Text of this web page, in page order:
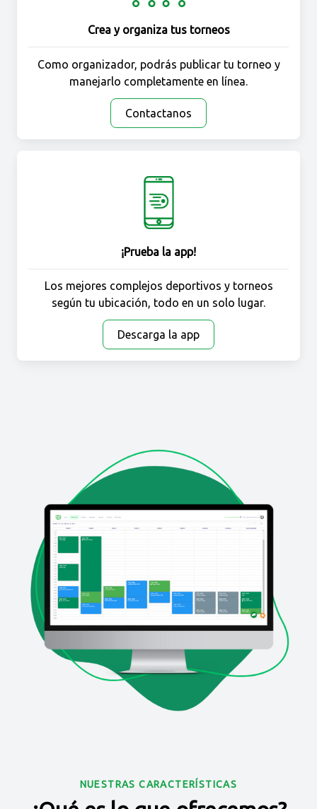
Crea y organiza tus torneos
Como organizador, podrás publicar tu torneo y
manejarlo completamente en línea.
Contactanos
¡Prueba la app!
Los mejores complejos deportivos y torneos
según tu ubicación, todo en un solo lugar.
Descarga la app
NUESTRAS CARACTERÍSTICAS